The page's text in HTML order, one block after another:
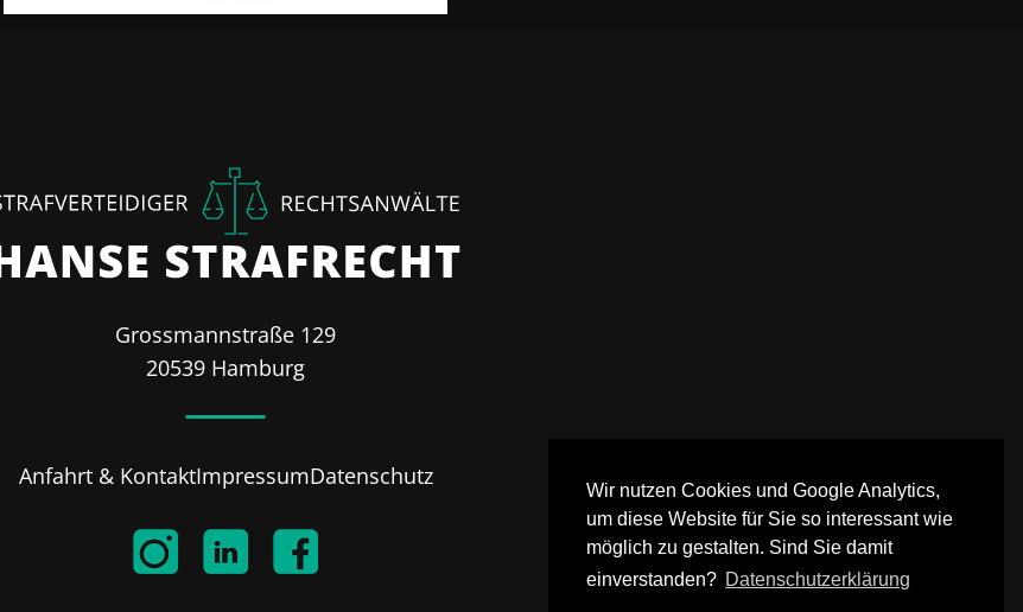
Wir nutzen Cookies und Google Analytics,
um diese Website für Sie so interessant wie
möglich zu gestalten. Sind Sie damit
einverstanden? Datenschutzerklärung
Grossmannstraße 129
20539 Hamburg
Anfahrt & KontaktImpressumDatenschutz